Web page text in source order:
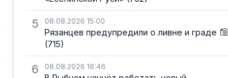
5 08.08.2026 15:00
Рязанцев предупредили о ливне и граде
(715)
6 08.08.2026 16:46